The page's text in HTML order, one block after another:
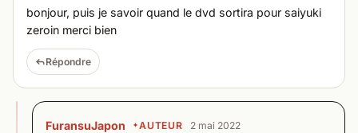
bonjour, puis je savoir quand le dvd sortira pour saiyuki
zeroin merci bien
Répondre
FuransuJapon AUTEUR 2 mai 2022